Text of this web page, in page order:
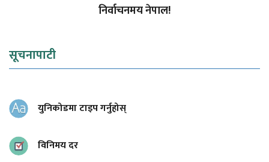
निर्वाचनमय नेपाल!
सूचनापाटी
युनिकोडमा टाइप गर्नुहोस्
विनिमय दर